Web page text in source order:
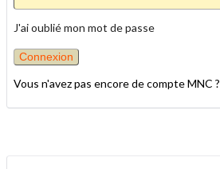
J'ai oublié mon mot de passe
Vous n'avez pas encore de compte MNC ?